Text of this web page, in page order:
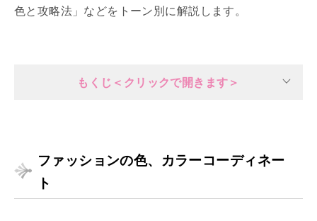
色と攻略法」などをトーン別に解説します。
もくじ＜クリックで開きます＞
ファッションの色、カラーコーディネー
ト